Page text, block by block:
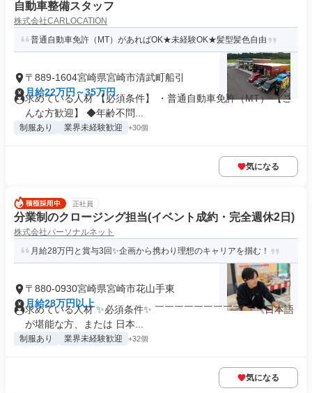
自動車整備スタッフ
株式会社CARLOCATION
普通自動車免許（MT）があればOK★未経験OK★髪型髪色自由
〒889-1604宮崎県宮崎市清武町船引
月給22万円～35万円
求めている人材 【必須条件】 ・普通自動車免許（MT） 【こ
んな方歓迎】 ◆年齢不問...
制服あり 業界未経験歓迎 +30個
気になる
正社員
分業制のクロージング担当(イベント成約・完全週休2日)
株式会社パーソナルネット
月給28万円と賞与3回✨企画から携わり理想のキャリアを掴む！
〒880-0930宮崎県宮崎市花山手東
月給28万円以上
求めている人材 ✨必須条件✨ ￣￣￣￣￣￣￣￣￣￣ 《日本語
が堪能な方、または 日本...
制服あり 業界未経験歓迎 +32個
気になる